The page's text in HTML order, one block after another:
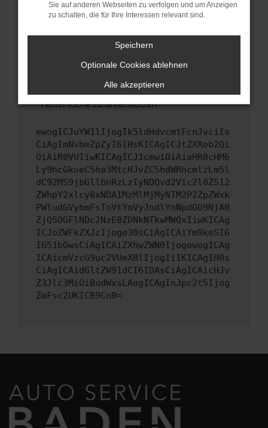
führen, dass bestimmte Funktionen nicht mehr
unterstützt werden.
Wende dich an den Webseitenbetreiber.
Wenn du alle oben genannten Schritte versucht
hast, kontaktiere uns bitte. Wir werden
uns diesen Text schicken, um uns bei der
Fehlersuche zu unterstützen:
ewogICJuYW1lIjogIk5ldHdvcmtFcnJvciIs
CiAgImNvbmZpZyI6IHsKICAgICJtZXRob2Qi
OiAiR0VUIiwKICAgICJ1cmwiOiAiaHR0cHM6
Ly9hcGkueC5ha3MtcHJvZC5hdWRhcmlzLm5l
dC92MS9jbGllbnRzLzIyNDQvd2Vic2l0ZS12
ZWhpY2xlcy8xNDA1MzMlMjMyNTM2P2ZpZWxk
PWludGVybmFsTnVtYmVyJndlYnNpdGU9NjA0
ZjQ5OGFlNDc2NzE0ZDNkNTkwMWQxIiwKICAg
ICJoZWFkZXJzIjoge30sCiAgICAiYm9keSI6
IG51bGwsCiAgICAiZXhwZWN0IjogewogICAg
ICAicmVzcG9uc2VUeXBlIjogIiIKICAgIH0s
CiAgICAidGltZW91dCI6IDAsCiAgICAicHJv
Z3Jlc3MiOiBudWxsLAogICAgInJpc2t5Ijog
ZmFsc2UKICB9Cn0=
Sie auf anderen Webseiten zu verfolgen und um Anzeigen
zu schalten, die für Ihre Interessen relevant sind.
Speichern
Optionale Cookies ablehnen
Alle akzeptieren